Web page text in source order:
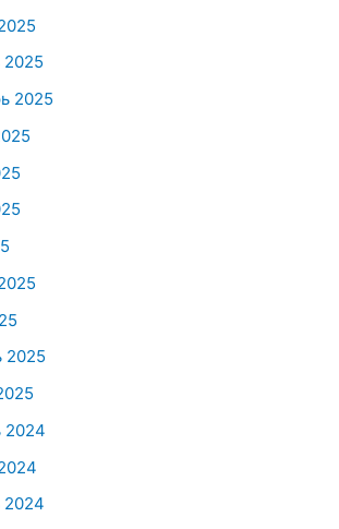
2025
2025
2025
2024
2024